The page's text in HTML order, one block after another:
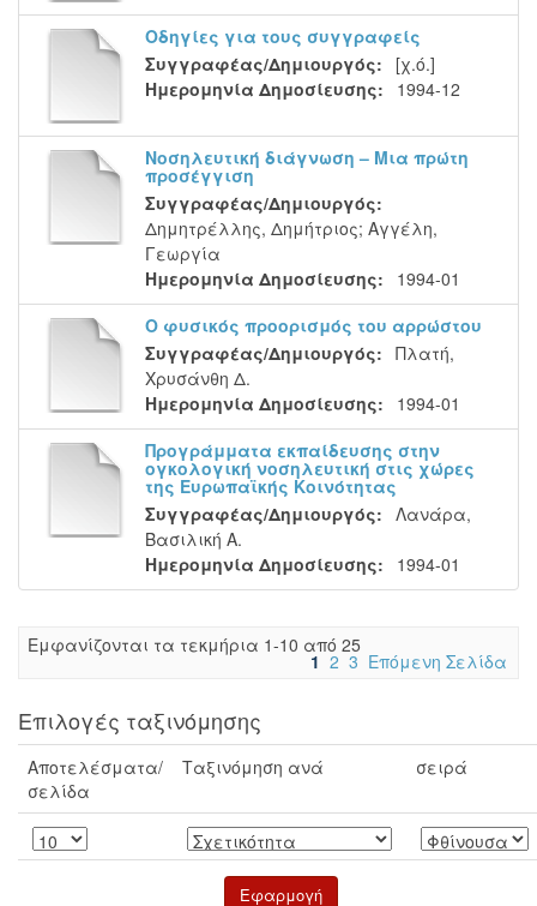
Οδηγίες για τους συγγραφείς
Συγγραφέας/Δημιουργός:
[χ.ό.]
Ημερομηνία Δημοσίευσης:
1994-12
Νοσηλευτική διάγνωση – Μια πρώτη
προσέγγιση
Συγγραφέας/Δημιουργός:
Δημητρέλλης, Δημήτριος; Αγγέλη,
Γεωργία
Ημερομηνία Δημοσίευσης:
1994-01
Ο φυσικός προορισμός του αρρώστου
Συγγραφέας/Δημιουργός: Πλατή,
Χρυσάνθη Δ.
Ημερομηνία Δημοσίευσης:
1994-01
Προγράμματα εκπαίδευσης στην
ογκολογική νοσηλευτική στις χώρες
της Ευρωπαϊκής Κοινότητας
Συγγραφέας/Δημιουργός: Λανάρα,
Βασιλική Α.
Ημερομηνία Δημοσίευσης:
1994-01
Eμφανίζονται τα τεκμήρια 1-10 από 25
1 2 3 Επόμενη Σελίδα
Επιλογές ταξινόμησης
Αποτελέσματα/
σελίδα
Ταξινόμηση ανά σειρά